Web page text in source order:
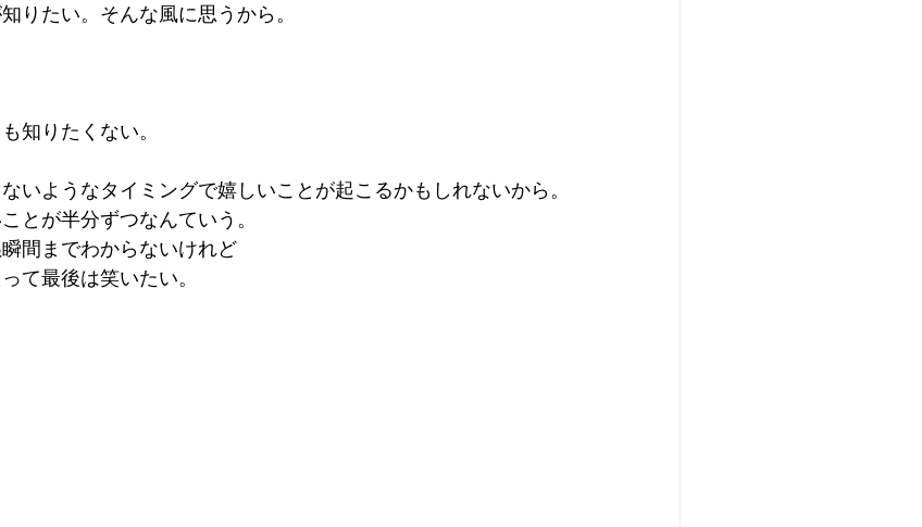
りたい。そんな風に思うから。
知りたくない。
いようなタイミングで嬉しいことが起こるかもしれないから。
とが半分ずつなんていう。
間までわからないけれど
て最後は笑いたい。